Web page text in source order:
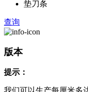
垫刀条
查询
版本
提示：